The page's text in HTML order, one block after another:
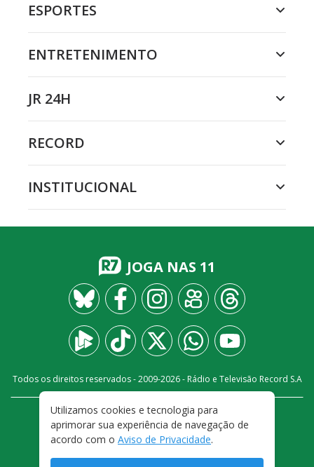
ESPORTES
ENTRETENIMENTO
JR 24H
RECORD
INSTITUCIONAL
JOGA NAS 11
Todos os direitos reservados - 2009-2026- Rádio e Televisão Record S.A
FALE CONOSCO
PRIVACIDADE
TERMOS E CONDIÇÕES DE USO
Utilizamos cookies e tecnologia para
aprimorar sua experiência de navegação de
acordo com o Aviso de Privacidade.